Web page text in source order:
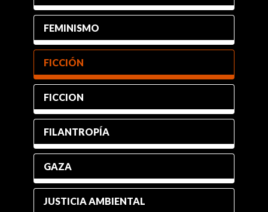
FEMINISMO
FICCIÓN
FICCION
FILANTROPÍA
GAZA
JUSTICIA AMBIENTAL